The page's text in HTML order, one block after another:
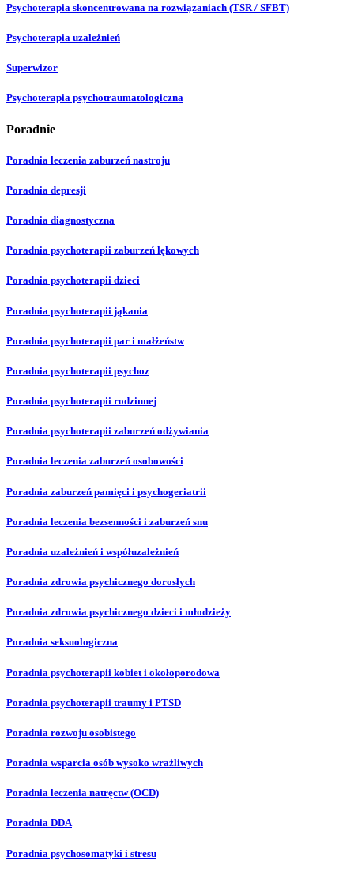
Psychoterapia skoncentrowana na rozwiązaniach (TSR / SFBT)
Psychoterapia uzależnień
Superwizor
Psychoterapia psychotraumatologiczna
Poradnie
Poradnia leczenia zaburzeń nastroju
Poradnia depresji
Poradnia diagnostyczna
Poradnia psychoterapii zaburzeń lękowych
Poradnia psychoterapii dzieci
Poradnia psychoterapii jąkania
Poradnia psychoterapii par i małżeństw
Poradnia psychoterapii psychoz
Poradnia psychoterapii rodzinnej
Poradnia psychoterapii zaburzeń odżywiania
Poradnia leczenia zaburzeń osobowości
Poradnia zaburzeń pamięci i psychogeriatrii
Poradnia leczenia bezsenności i zaburzeń snu
Poradnia uzależnień i współuzależnień
Poradnia zdrowia psychicznego dorosłych
Poradnia zdrowia psychicznego dzieci i młodzieży
Poradnia seksuologiczna
Poradnia psychoterapii kobiet i okołoporodowa
Poradnia psychoterapii traumy i PTSD
Poradnia rozwoju osobistego
Poradnia wsparcia osób wysoko wrażliwych
Poradnia leczenia natręctw (OCD)
Poradnia DDA
Poradnia psychosomatyki i stresu